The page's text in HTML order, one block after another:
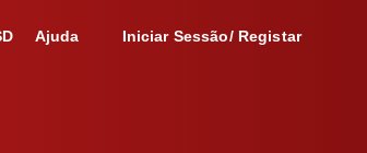
Ajuda Iniciar Sessão/ Registar